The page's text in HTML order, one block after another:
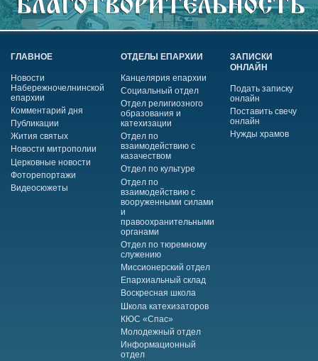
ГЛАВНОЕ
Новости
Набережночелнинской
епархии
Комментарий дня
Публикации
Жития святых
Новости митрополии
Церковные новости
Фоторепортажи
Видеосюжеты
ОТДЕЛЫ ЕПАРХИИ
Канцелярия епархии
Социальный отдел
Отдел религиозного
образования и
катехизации
Отдел по
взаимодействию с
казачеством
Отдел по культуре
Отдел по
взаимодействию с
вооруженными силами
и
правоохранительными
органами
Отдел по тюремному
служению
Миссионерский отдел
Епархиальный склад
Воскресная школа
Школа катехизаторов
КЮС «Спас»
Молодежный отдел
Информационный
отдел
ЗАПИСКИ
ОНЛАЙН
Подать записку
онлайн
Поставить свечу
онлайн
Нужды храмов